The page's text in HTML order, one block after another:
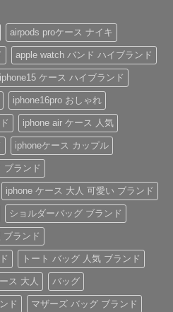
airpods proケース ナイキ
apple watch バンド ハイブランド
iphone15 ケース ハイブランド
iphone16pro おしゃれ
iphone air ケース 人気
iphoneケース カップル
ブランド
iphone ケース 大人 可愛い ブランド
ショルダーバッグ ブランド
ブランド
トート バッグ 人気 ブランド
ス 大人 バッグ
ド マザーズ バッグ ブランド